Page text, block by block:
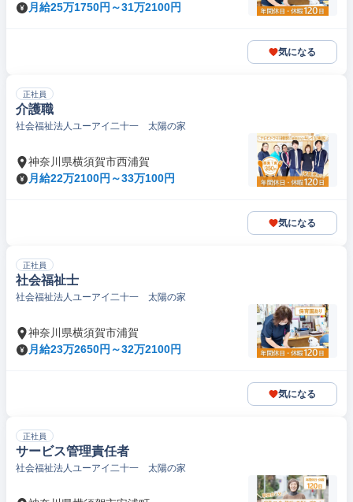
月給25万1750円～31万2100円
気になる
正社員
介護職
社会福祉法人ユーアイ二十一 太陽の家
神奈川県横須賀市西浦賀
月給22万2100円～33万100円
気になる
正社員
社会福祉士
社会福祉法人ユーアイ二十一 太陽の家
神奈川県横須賀市浦賀
月給23万2650円～32万2100円
気になる
正社員
サービス管理責任者
社会福祉法人ユーアイ二十一 太陽の家